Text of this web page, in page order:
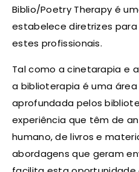
Biblio/Poetry Therapy é
estabelece diretrizes
estes profissionais.
Tal como a cinetarapia e
a biblioterapia é uma
aprofundada pelos
experiência que têm de
humano, de livros e
abordagens que geram